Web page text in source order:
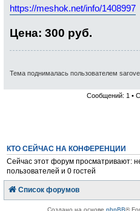
https://meshok.net/info/1408997
Цена: 300 руб.
Тема поднималась пользователем
Сообщений: 1 •
КТО СЕЙЧАС НА КОНФЕРЕНЦИИ
Сейчас этот форум просматривают:
пользователей и 0 гостей
Список форумов
Создано на основе phpBB®